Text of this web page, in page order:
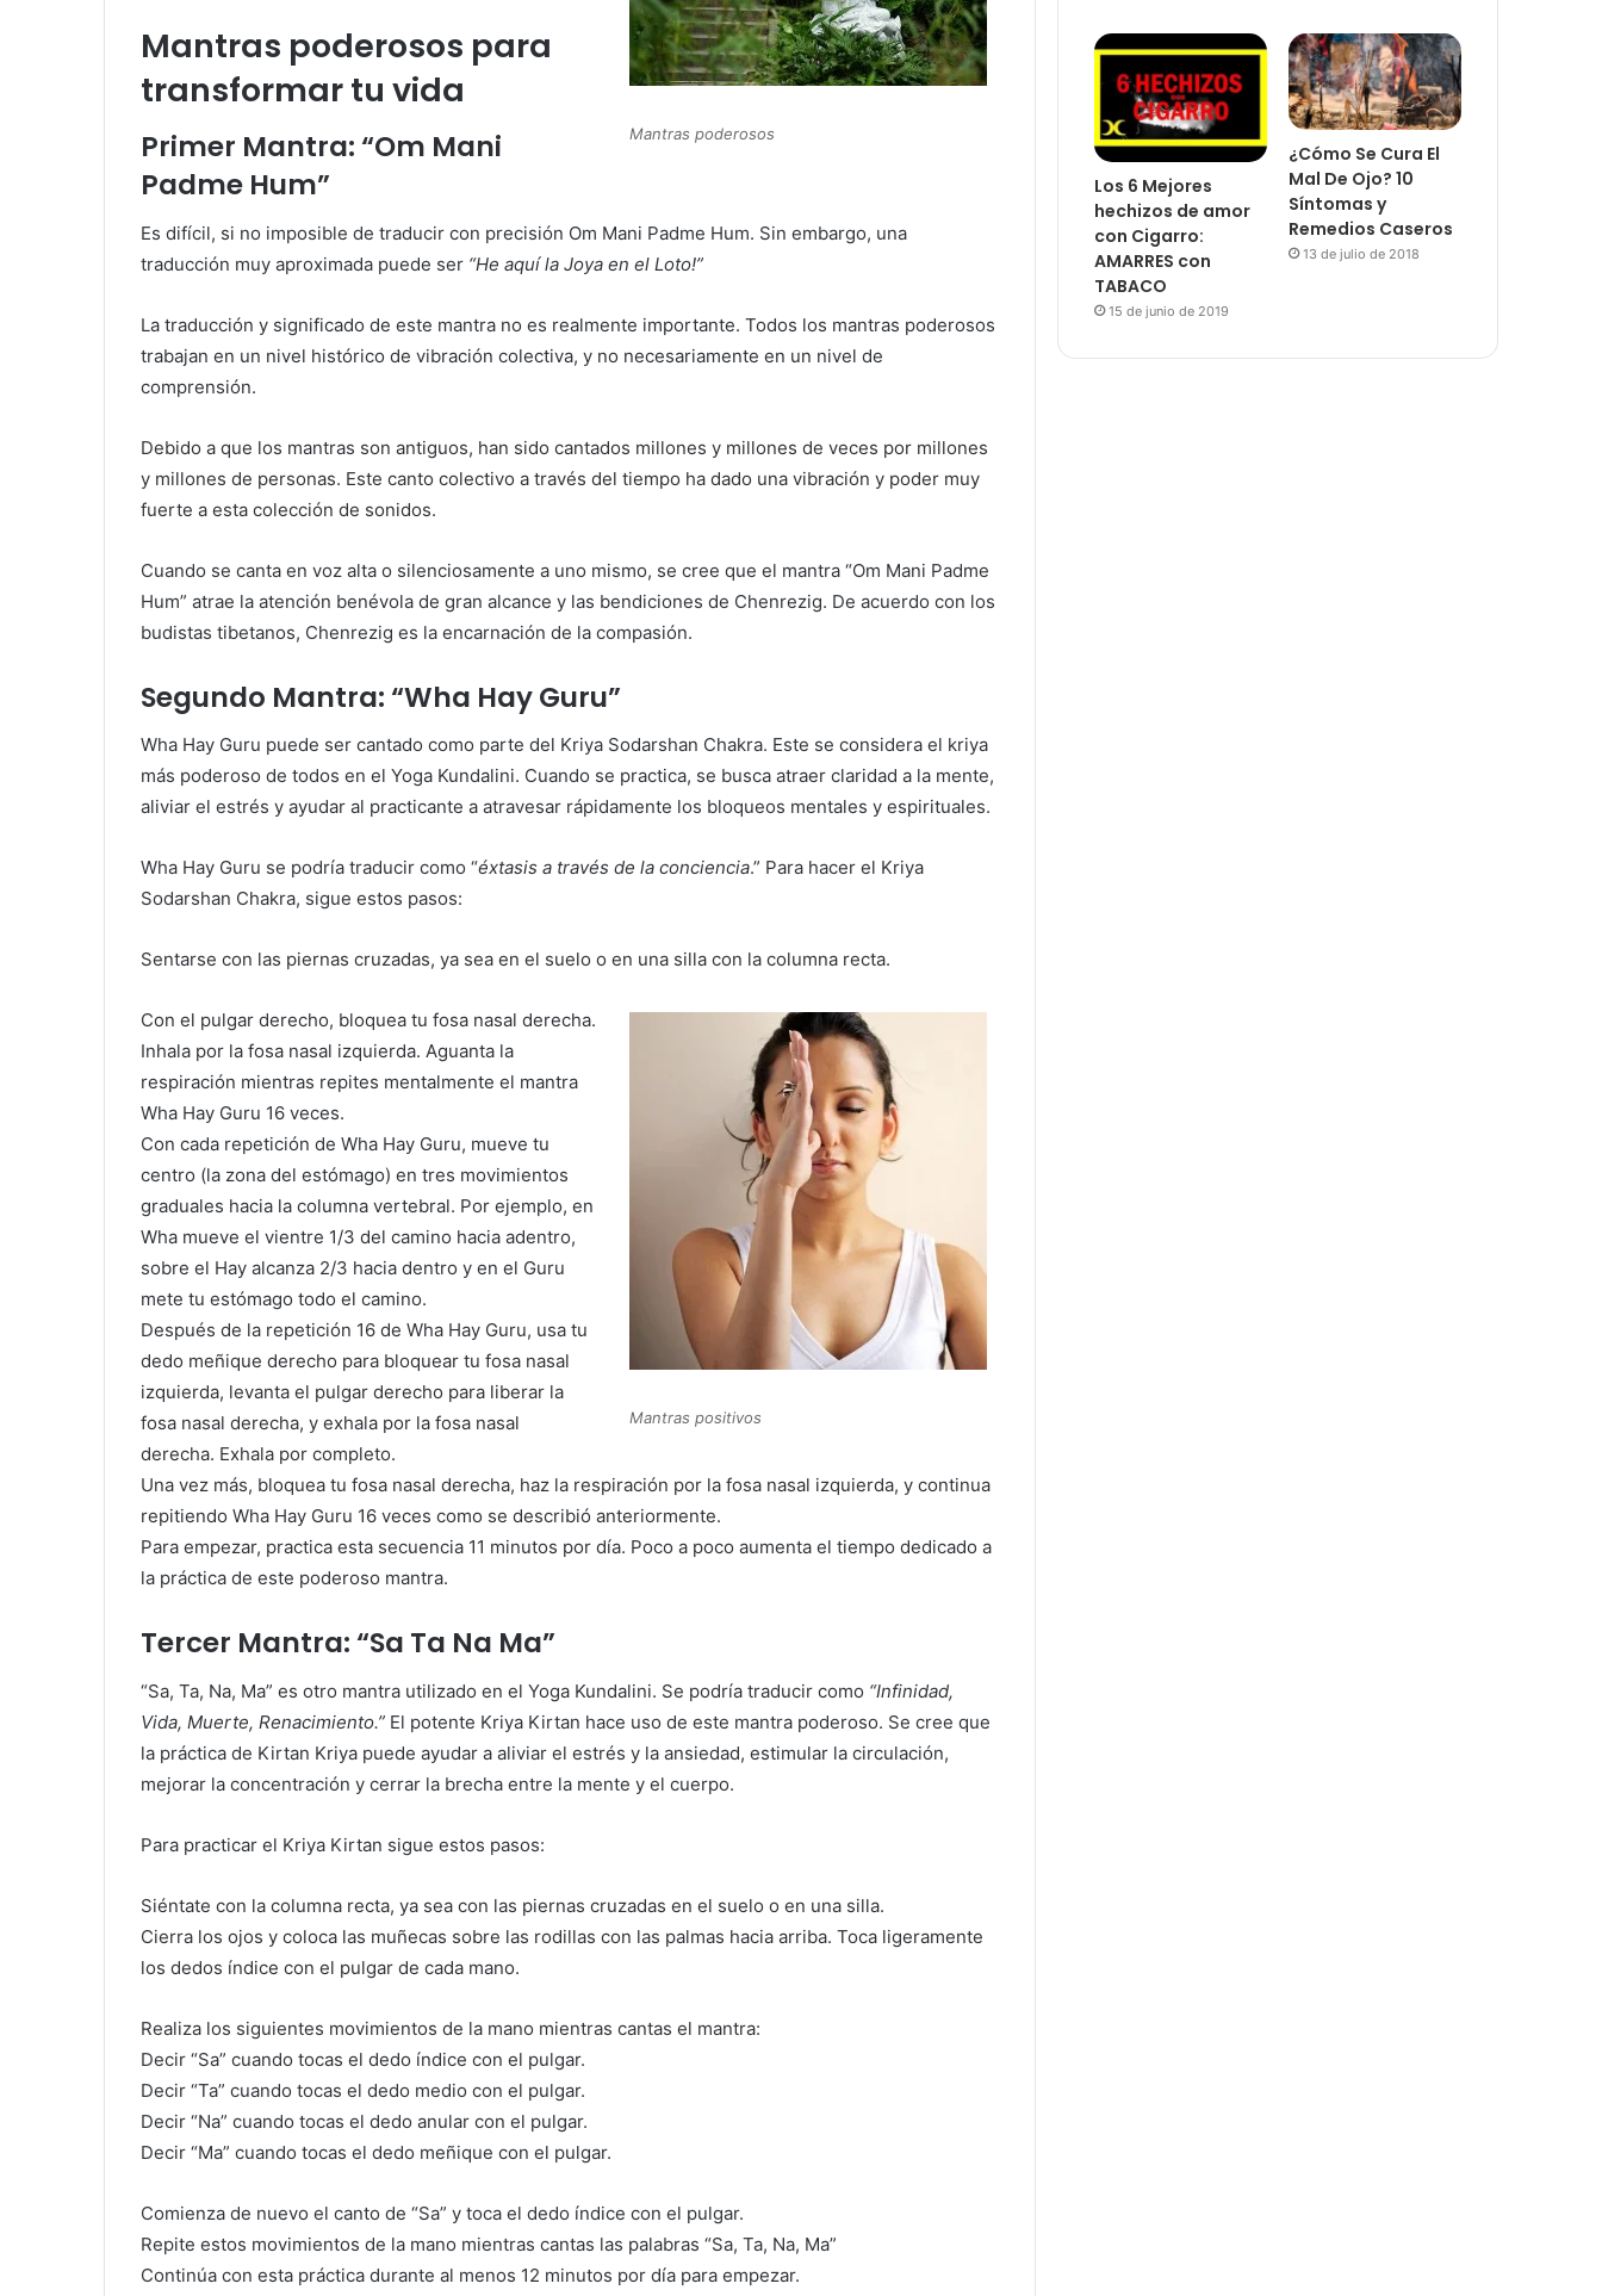
Mantras poderosos
Mantras poderosos para
transformar tu vida
Primer Mantra: “Om Mani
Padme Hum”
Es difícil, si no imposible de traducir con precisión Om Mani Padme Hum. Sin embargo, una
traducción muy aproximada puede ser “He aquí la Joya en el Loto!”
La traducción y significado de este mantra no es realmente importante. Todos los mantras poderosos
trabajan en un nivel histórico de vibración colectiva, y no necesariamente en un nivel de
comprensión.
Debido a que los mantras son antiguos, han sido cantados millones y millones de veces por millones
y millones de personas. Este canto colectivo a través del tiempo ha dado una vibración y poder muy
fuerte a esta colección de sonidos.
Cuando se canta en voz alta o silenciosamente a uno mismo, se cree que el mantra “Om Mani Padme
Hum” atrae la atención benévola de gran alcance y las bendiciones de Chenrezig. De acuerdo con los
budistas tibetanos, Chenrezig es la encarnación de la compasión.
Segundo Mantra: “Wha Hay Guru”
Wha Hay Guru puede ser cantado como parte del Kriya Sodarshan Chakra. Este se considera el kriya
más poderoso de todos en el Yoga Kundalini. Cuando se practica, se busca atraer claridad a la mente,
aliviar el estrés y ayudar al practicante a atravesar rápidamente los bloqueos mentales y espirituales.
Wha Hay Guru se podría traducir como “éxtasis a través de la conciencia.” Para hacer el Kriya
Sodarshan Chakra, sigue estos pasos:
Sentarse con las piernas cruzadas, ya sea en el suelo o en una silla con la columna recta.
Mantras positivos
Con el pulgar derecho, bloquea tu fosa nasal derecha.
Inhala por la fosa nasal izquierda. Aguanta la
respiración mientras repites mentalmente el mantra
Wha Hay Guru 16 veces.
Con cada repetición de Wha Hay Guru, mueve tu
centro (la zona del estómago) en tres movimientos
graduales hacia la columna vertebral. Por ejemplo, en
Wha mueve el vientre 1/3 del camino hacia adentro,
sobre el Hay alcanza 2/3 hacia dentro y en el Guru
mete tu estómago todo el camino.
Después de la repetición 16 de Wha Hay Guru, usa tu
dedo meñique derecho para bloquear tu fosa nasal
izquierda, levanta el pulgar derecho para liberar la
fosa nasal derecha, y exhala por la fosa nasal
derecha. Exhala por completo.
Una vez más, bloquea tu fosa nasal derecha, haz la respiración por la fosa nasal izquierda, y continua
repitiendo Wha Hay Guru 16 veces como se describió anteriormente.
Para empezar, practica esta secuencia 11 minutos por día. Poco a poco aumenta el tiempo dedicado a
la práctica de este poderoso mantra.
Tercer Mantra: “Sa Ta Na Ma”
“Sa, Ta, Na, Ma” es otro mantra utilizado en el Yoga Kundalini. Se podría traducir como “Infinidad,
Vida, Muerte, Renacimiento.” El potente Kriya Kirtan hace uso de este mantra poderoso. Se cree que
la práctica de Kirtan Kriya puede ayudar a aliviar el estrés y la ansiedad, estimular la circulación,
mejorar la concentración y cerrar la brecha entre la mente y el cuerpo.
Para practicar el Kriya Kirtan sigue estos pasos:
Siéntate con la columna recta, ya sea con las piernas cruzadas en el suelo o en una silla.
Cierra los ojos y coloca las muñecas sobre las rodillas con las palmas hacia arriba. Toca ligeramente
los dedos índice con el pulgar de cada mano.
Realiza los siguientes movimientos de la mano mientras cantas el mantra:
Decir “Sa” cuando tocas el dedo índice con el pulgar.
Decir “Ta” cuando tocas el dedo medio con el pulgar.
Decir “Na” cuando tocas el dedo anular con el pulgar.
Decir “Ma” cuando tocas el dedo meñique con el pulgar.
Comienza de nuevo el canto de “Sa” y toca el dedo índice con el pulgar.
Repite estos movimientos de la mano mientras cantas las palabras “Sa, Ta, Na, Ma”
Continúa con esta práctica durante al menos 12 minutos por día para empezar.
Los 6 Mejores
hechizos de amor
con Cigarro:
AMARRES con
TABACO
15 de junio de 2019
¿Cómo Se Cura El
Mal De Ojo? 10
Síntomas y
Remedios Caseros
13 de julio de 2018